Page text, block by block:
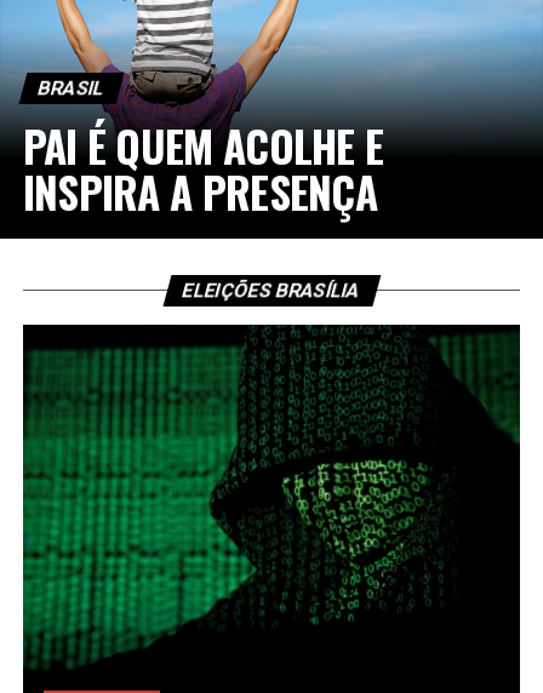
BRASIL
PAI É QUEM ACOLHE E
INSPIRA A PRESENÇA
ELEIÇÕES BRASÍLIA